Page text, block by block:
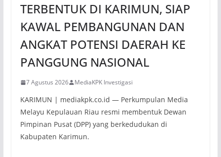
TERBENTUK DI KARIMUN, SIAP
KAWAL PEMBANGUNAN DAN
ANGKAT POTENSI DAERAH KE
PANGGUNG NASIONAL
7 Agustus 2026 MediaKPK Investigasi
KARIMUN | mediakpk.co.id — Perkumpulan Media
Melayu Kepulauan Riau resmi membentuk Dewan
Pimpinan Pusat (DPP) yang berkedudukan di
Kabupaten Karimun.